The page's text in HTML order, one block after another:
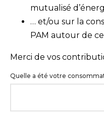
mutualisé
… et/ou sur la
PAM autour de
Merci de vos
Enquête
Energie
Quelle a été votre